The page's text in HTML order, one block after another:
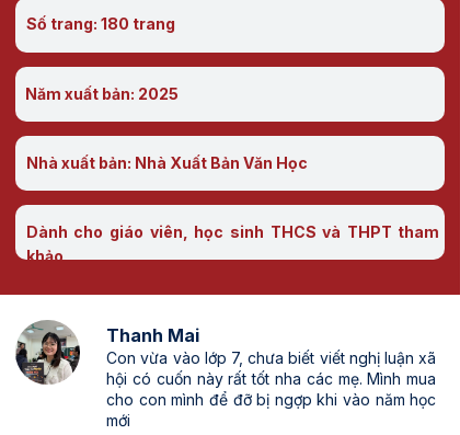
Số trang: 180 trang
Năm xuất bản: 2025
Nhà xuất bản: Nhà Xuất Bản Văn Học
Dành cho giáo viên, học sinh THCS và THPT tham
khảo
Con vừa vào lớp 7, chưa biết viết nghị luận xã
hội có cuốn này rất tốt nha các mẹ. Mình mua
cho con mình để đỡ bị ngợp khi vào năm học
mới
Thanh Mai